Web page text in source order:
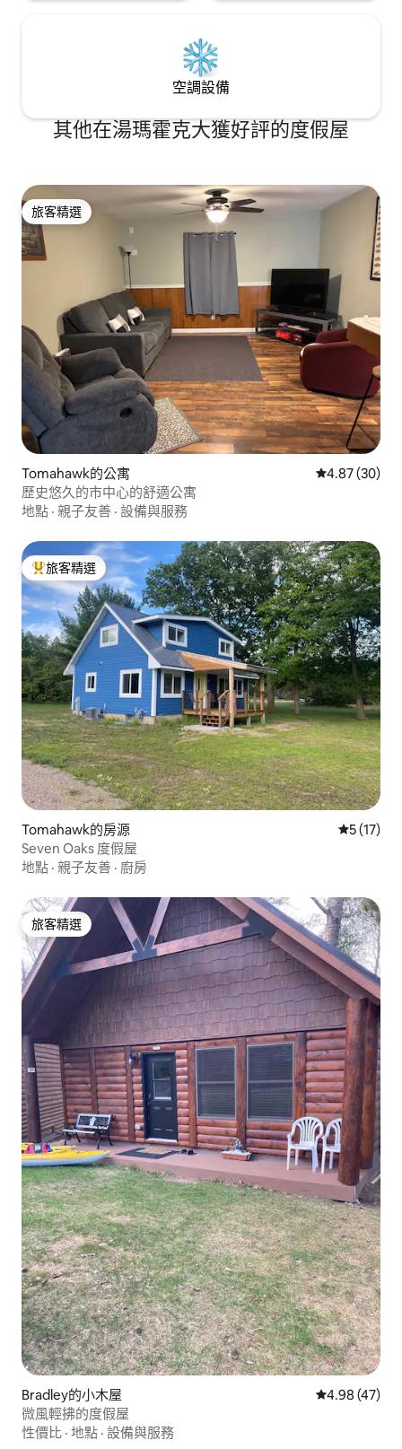
空調設備
其他在湯瑪霍克大獲好評的度假屋
旅客精選
旅客精選
Tomahawk的公寓 從 30 則評價
4.87 (30)
歷史悠久的市中心的舒適公寓
地點 · 親子友善 · 設備與服務
旅客精選榜首
旅客精選
Tomahawk的房源 從 17 則
5 (17)
Seven Oaks 度假屋
地點 · 親子友善 · 廚房
旅客精選
旅客精選
Bradley的小木屋 從 47 則評價
4.98 (47)
微風輕拂的度假屋
性價比 · 地點 · 設備與服務